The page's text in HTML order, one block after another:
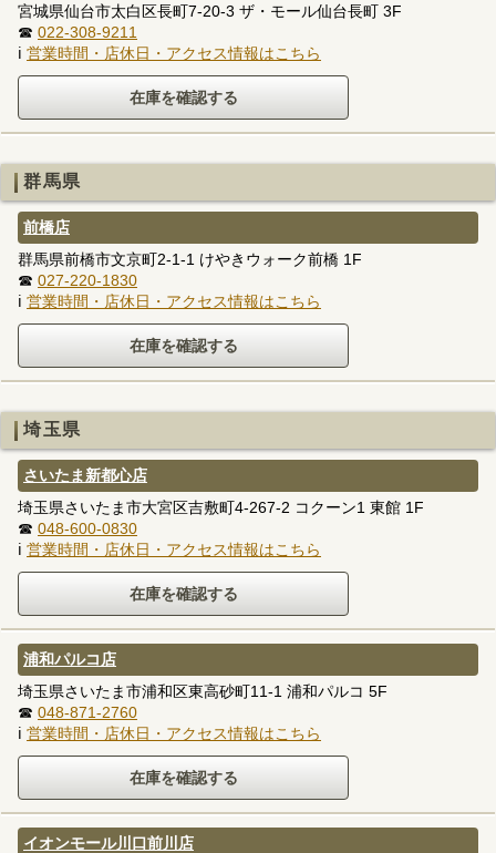
宮城県仙台市太白区長町7-20-3 ザ・モール仙台長町 3F
☎ 022-308-9211
ℹ 営業時間・店休日・アクセス情報はこちら
群馬県
前橋店
群馬県前橋市文京町2-1-1 けやきウォーク前橋 1F
☎ 027-220-1830
ℹ 営業時間・店休日・アクセス情報はこちら
埼玉県
さいたま新都心店
埼玉県さいたま市大宮区吉敷町4-267-2 コクーン1 東館 1F
☎ 048-600-0830
ℹ 営業時間・店休日・アクセス情報はこちら
浦和パルコ店
埼玉県さいたま市浦和区東高砂町11-1 浦和パルコ 5F
☎ 048-871-2760
ℹ 営業時間・店休日・アクセス情報はこちら
イオンモール川口前川店